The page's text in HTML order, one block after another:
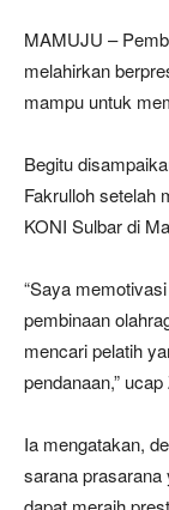
MAMUJU –
melahirkan
mampu untuk
Begitu
Fakrulloh setelah
KONI Sulbar di
“Saya
pembinaan
mencari pelatih
pendanaan,” ucap
Ia mengatakan,
sarana prasarana